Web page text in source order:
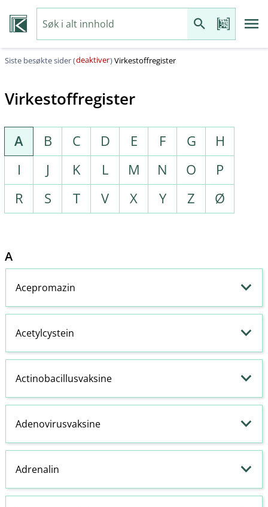
Siste besøkte sider (deaktiver)Virkestoffregister
Virkestoffregister
A B C D E F G
H
I
J K L M N O
P
R
S T V X Y Z Ø
A
Acepromazin
Acetylcystein
Actinobacillusvaksine
Adenovirusvaksine
Adrenalin